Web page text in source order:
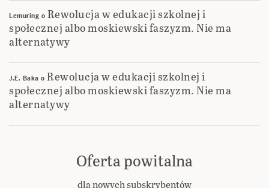
Lemuring o Rewolucja w edukacji szkolnej i
społecznej albo moskiewski faszyzm. Nie ma
alternatywy
J.E. Baka o Rewolucja w edukacji szkolnej i
społecznej albo moskiewski faszyzm. Nie ma
alternatywy
Oferta powitalna
dla nowych subskrybentów